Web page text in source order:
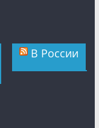
В России